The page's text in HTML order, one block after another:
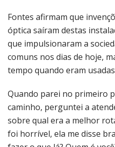
Fontes afirmam que
óptica saíram destas
que impulsionaram a
comuns nos dias de hoje,
tempo quando eram
Quando parei no primeiro
caminho, perguntei a
sobre qual era a melhor
foi horrível, ela me disse